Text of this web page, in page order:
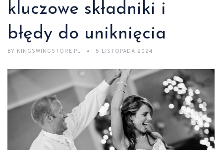
kluczowe składniki i
błędy do uniknięcia
BY KINGSWINGSTORE.PL 5 LISTOPADA 2024